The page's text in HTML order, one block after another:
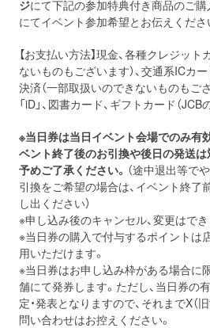
ジにて下記の参加特典付き商品のご購
にてイベント参加希望とお伝えくださ
【お支払い方法】現金、各種クレジット
ないものもございます）、交通系ICカー
決済（一部取扱いのできないものもご
「iD」、図書カード、ギフトカード（JCB
※当日券は当日イベント会場でのみ有
ベント終了後のお引換や後日の発送は
予めご了承ください。 （途中退出等で
引換をご希望の場合は、イベント終了
し出ください）
※申し込み後のキャンセル、変更はでき
※当日券の購入で付与するポイントは
用いただけます。
※当日券はお申し込み枠がある場合に
舗にて発券します。ただし、当日券の
定・発表となりますので、それまでX（
問い合わせはお控えください。